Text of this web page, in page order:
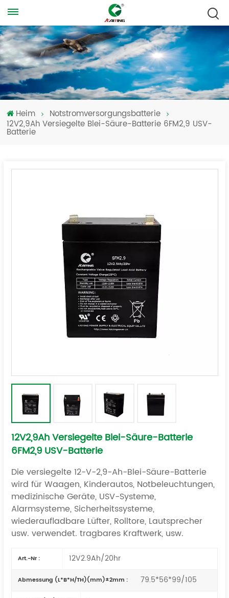
Heim
Notstromversorgungsbatterie
12V2,9Ah Versiegelte Blei-Säure-Batterie 6FM2,9 USV-
Batterie
12V2,9Ah Versiegelte Blei-Säure-Batterie
6FM2,9 USV-Batterie
Die versiegelte 12-V-2,9-Ah-Blei-Säure-Batterie
wird für Waagen, Kinderautos, Notbeleuchtungen,
medizinische Geräte, USV-Systeme,
Alarmsysteme, Sicherheitssysteme,
wiederaufladbare Lüfter, Rolltore, Lautsprecher
usw. verwendet. tragbares Kraftwerk, usw.
Art.-Nr : 12V2.9Ah/20hr
Abmessung (L*B*H/TH)(mm)±2mm : 79.5*56*99/105